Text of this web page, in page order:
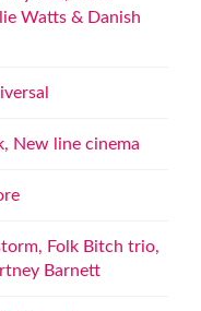
Watts & Danish
New line cinema
Folk Bitch trio,
Barnett